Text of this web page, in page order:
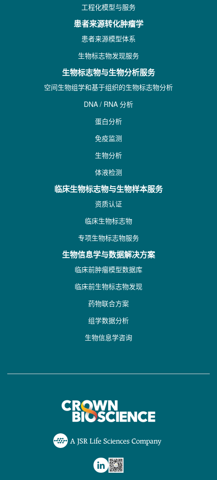
工程化模型与服务
患者来源转化肿瘤学
患者来源模型体系
生物标志物发现服务
生物标志物与生物分析服务
空间生物组学和基于组织的生物标志物分析
DNA / RNA 分析
蛋白分析
免疫监测
生物分析
体液检测
临床生物标志物与生物样本服务
资质认证
临床生物标志物
专项生物标志物服务
生物信息学与数据解决方案
临床前肿瘤模型数据库
临床前生物标志物发现
药物联合方案
组学数据分析
生物信息学咨询